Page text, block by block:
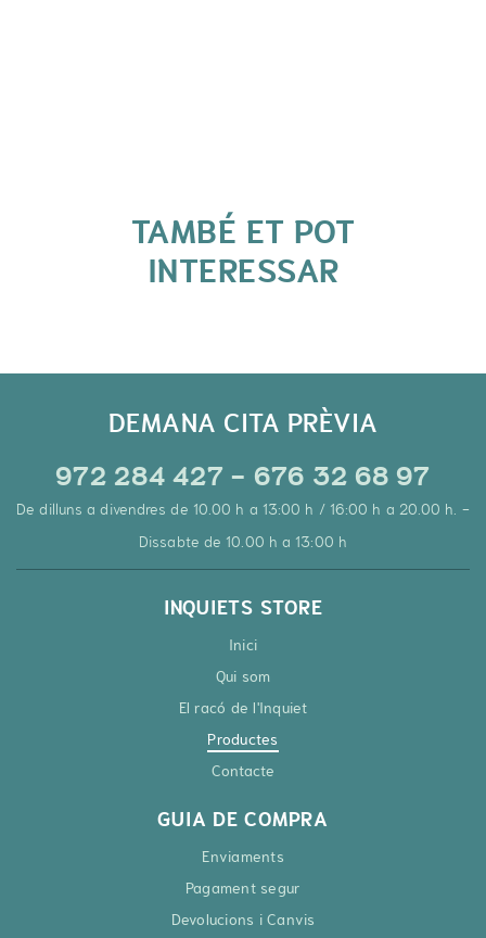
TAMBÉ ET POT
INTERESSAR
DEMANA CITA PRÈVIA
972 284 427 - 676 32 68 97
De dilluns a divendres de 10.00 h a 13:00 h / 16:00 h a 20.00 h. -
Dissabte de 10.00 h a 13:00 h
INQUIETS STORE
Inici
Qui som
El racó de l'Inquiet
Productes
Contacte
GUIA DE COMPRA
Enviaments
Pagament segur
Devolucions i Canvis